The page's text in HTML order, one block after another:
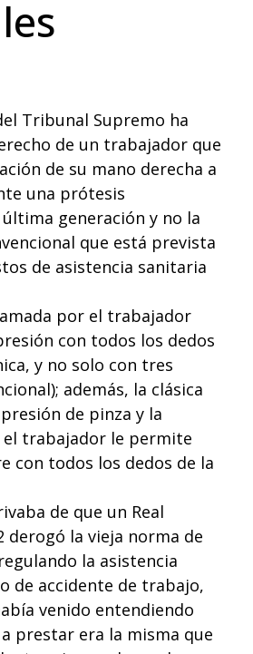
Tribunal Supremo ha
de un trabajador que
de su mano derecha a
una prótesis
generación y no la
que está prevista
de asistencia sanitaria
por el trabajador
con todos los dedos
y no solo con tres
además, la clásica
de pinza y la
el trabajador le permite
con todos los dedos de la
de que un Real
derogó la vieja norma de
la asistencia
de accidente de trabajo,
venido entendiendo
prestar era la misma que